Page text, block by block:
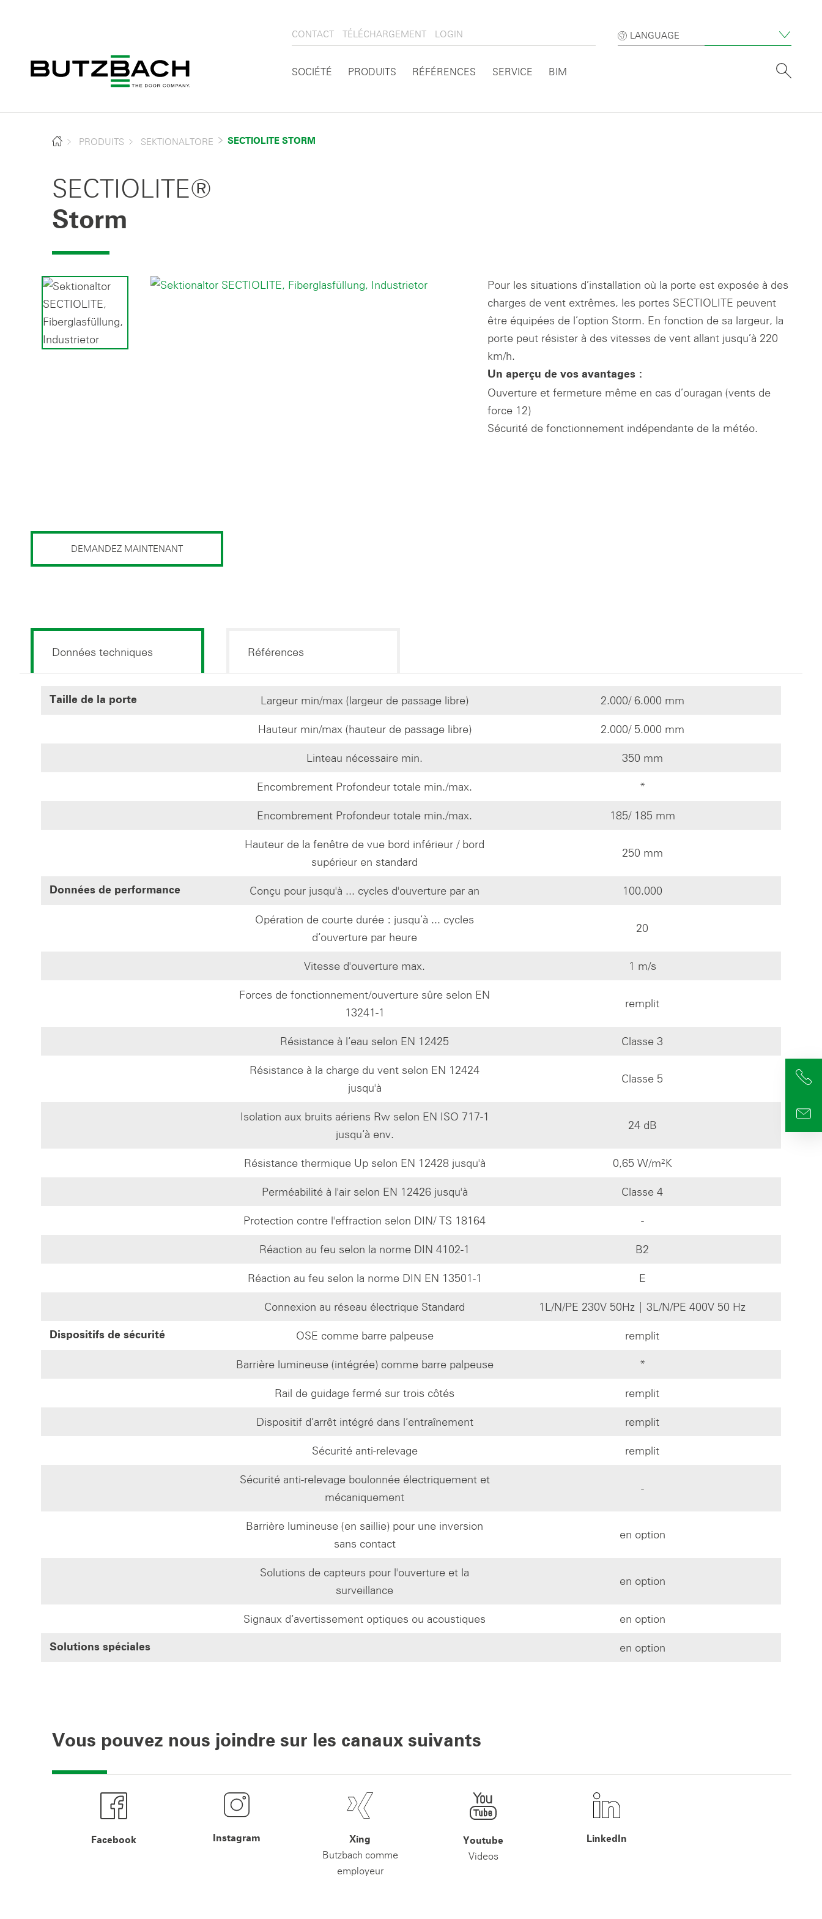
CONTACT TÉLÉCHARGEMENT LOGIN LANGUAGE
SOCIÉTÉ PRODUITS RÉFÉRENCES SERVICE BIM
PRODUITS SEKTIONALTORE SECTIOLITE STORM
SECTIOLITE®
Storm
Pour les situations d’installation où la porte est exposée à des
charges de vent extrêmes, les portes SECTIOLITE peuvent
être équipées de l’option Storm. En fonction de sa largeur, la
porte peut résister à des vitesses de vent allant jusqu’à 220
km/h.
Un aperçu de vos avantages :
Ouverture et fermeture même en cas d’ouragan (vents de
force 12)
Sécurité de fonctionnement indépendante de la météo.
DEMANDEZ MAINTENANT
Données techniques Références
Taille de la porte Largeur min/max (largeur de passage libre) 2.000/ 6.000 mm
Hauteur min/max (hauteur de passage libre) 2.000/ 5.000 mm
Linteau nécessaire min. 350 mm
Encombrement Profondeur totale min./max. *
Encombrement Profondeur totale min./max. 185/ 185 mm
Hauteur de la fenêtre de vue bord inférieur / bord
supérieur en standard
250 mm
Données de performance Conçu pour jusqu'à ... cycles d'ouverture par an 100.000
Opération de courte durée : jusqu‘à ... cycles
d‘ouverture par heure
20
Vitesse d'ouverture max. 1 m/s
Forces de fonctionnement/ouverture sûre selon EN
13241-1
remplit
Résistance à l‘eau selon EN 12425 Classe 3
Résistance à la charge du vent selon EN 12424
jusqu'à
Classe 5
Isolation aux bruits aériens Rw selon EN ISO 717-1
jusqu‘à env.
24 dB
Résistance thermique Up selon EN 12428 jusqu'à 0,65 W/m²K
Perméabilité à l'air selon EN 12426 jusqu'à Classe 4
Protection contre l'effraction selon DIN/ TS 18164 -
Réaction au feu selon la norme DIN 4102-1 B2
Réaction au feu selon la norme DIN EN 13501-1 E
Connexion au réseau électrique Standard 1L/N/PE 230V 50Hz | 3L/N/PE 400V 50 Hz
Dispositifs de sécurité OSE comme barre palpeuse remplit
Barrière lumineuse (intégrée) comme barre palpeuse *
Rail de guidage fermé sur trois côtés remplit
Dispositif d‘arrêt intégré dans l‘entraînement remplit
Sécurité anti-relevage remplit
Sécurité anti-relevage boulonnée électriquement et
mécaniquement
-
Barrière lumineuse (en saillie) pour une inversion
sans contact
en option
Solutions de capteurs pour l'ouverture et la
surveillance
en option
Signaux d‘avertissement optiques ou acoustiques en option
Solutions spéciales en option
Vous pouvez nous joindre sur les canaux suivants
Facebook Instagram Xing
Butzbach comme
employeur
Youtube
Videos
LinkedIn